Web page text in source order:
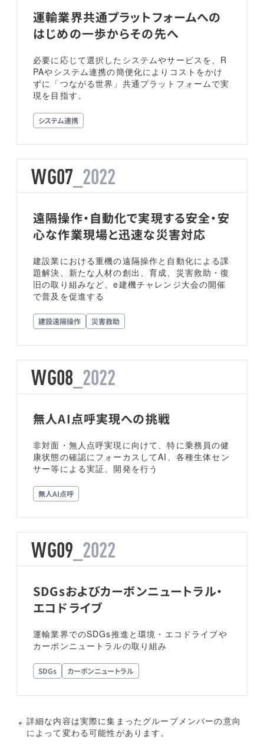
運輸業界共通プラットフォームへの
はじめの一歩からその先へ
必要に応じて選択したシステムやサービスを、R
PAやシステム連携の簡便化によりコストをかけ
ずに「つながる世界」共通プラットフォームで実
現を目指す。
システム連携
WG07_2022
遠隔操作・自動化で実現する安全・安
心な作業現場と迅速な災害対応
建設業における重機の遠隔操作と自動化による課
題解決、新たな人材の創出、育成、災害救助・復
旧の取り組みなど、e建機チャレンジ大会の開催
で普及を促進する
建設遠隔操作 災害救助
WG08 _2022
無人AI点呼実現への挑戦
非対面・無人点呼実現に向けて、特に乗務員の健
康状態の確認にフォーカスしてAI、各種生体セン
サー等による実証、開発を行う
無人AI点呼
WG09 _2022
SDGsおよびカーボンニュートラル・
エコドライブ
運輸業界でのSDGs推進と環境・エコドライブや
カーボンニュートラルの取り組み
SDGs カーボンニュートラル
詳細な内容は実際に集まったグループメンバーの意向
によって変わる可能性があります。